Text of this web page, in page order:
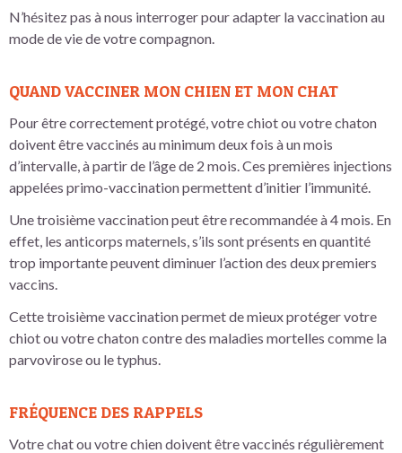
N’hésitez pas à nous interroger pour adapter la vaccination au
mode de vie de votre compagnon.
QUAND VACCINER MON CHIEN ET MON CHAT
Pour être correctement protégé, votre chiot ou votre chaton
doivent être vaccinés au minimum deux fois à un mois
d’intervalle, à partir de l’âge de 2 mois. Ces premières injections
appelées primo-vaccination permettent d’initier l’immunité.
Une troisième vaccination peut être recommandée à 4 mois. En
effet, les anticorps maternels, s’ils sont présents en quantité
trop importante peuvent diminuer l’action des deux premiers
vaccins.
Cette troisième vaccination permet de mieux protéger votre
chiot ou votre chaton contre des maladies mortelles comme la
parvovirose ou le typhus.
FRÉQUENCE DES RAPPELS
Votre chat ou votre chien doivent être vaccinés régulièrement